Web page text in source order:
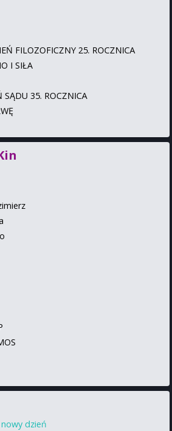
FILOZOFICZNY 25. ROCZNICA
I SIŁA
35. ROCZNICA
nowy dzień